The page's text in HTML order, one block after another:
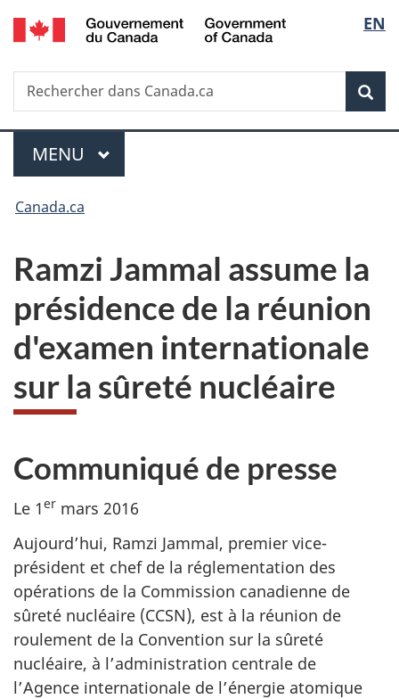
Passer
au
principal
Passer
à
Au
du
Passer
à
version
simplifiée
de
la
EN
Recherche
Rechercher
dans
Menu
MENU PRINCIPAL
Vous
ici :
Canada.ca
Ramzi Jammal assume la
présidence de la réunion
d'examen internationale
sur la sûreté nucléaire
Communiqué de presse
Le 1er mars 2016
Aujourd’hui, Ramzi Jammal, premier vice-
président et chef de la réglementation des
opérations de la Commission canadienne de
sûreté nucléaire (CCSN), est à la réunion de
roulement de la Convention sur la sûreté
nucléaire, à l’administration centrale de
l’Agence internationale de l’énergie atomique